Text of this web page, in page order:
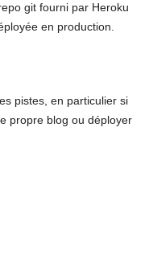
git fourni par Heroku
en production.
pistes, en particulier si
propre blog ou déployer